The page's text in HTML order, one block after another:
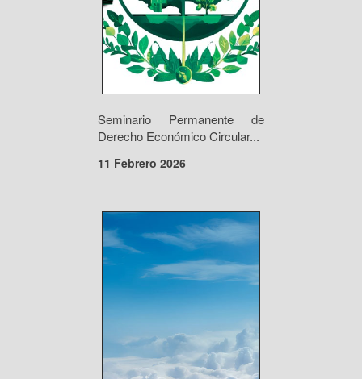
Seminario Permanente de
Derecho Económico Circular...
11 Febrero 2026